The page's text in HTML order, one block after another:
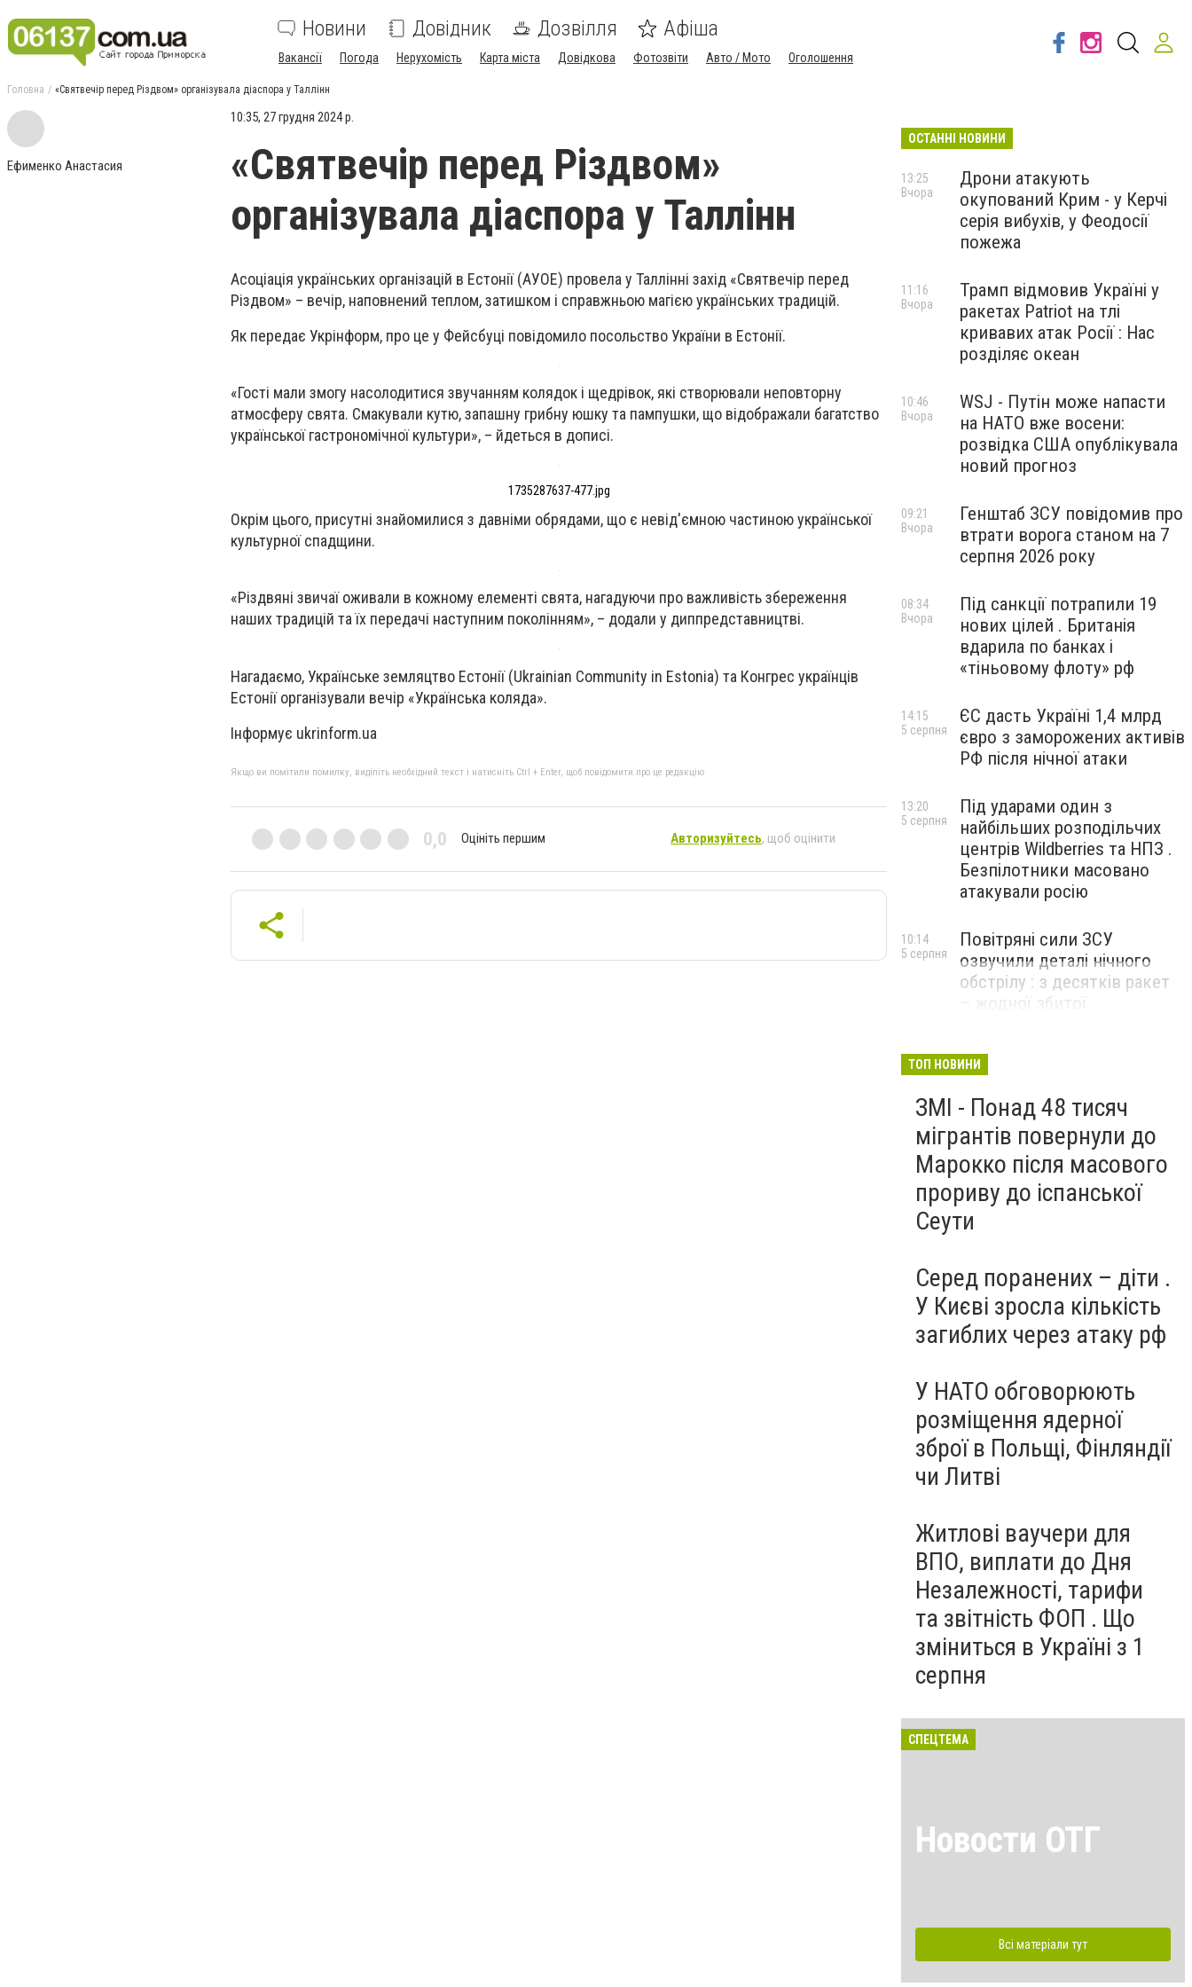
Новини Довідник Дозвілля Афіша
Вакансії Погода Нерухомість Карта міста Довідкова Фотозвіти Авто / Мото Оголошення
Головна «Святвечір перед Різдвом» організувала діаспора у Таллінн
Ефименко Анастасия
10:35, 27 грудня 2024 р.
«Святвечір перед Різдвом»
організувала діаспора у Таллінн
Асоціація українських організацій в Естонії (АУОЕ) провела у Таллінні захід «Святвечір перед
Різдвом» – вечір, наповнений теплом, затишком і справжньою магією українських традицій.
Як передає Укрінформ, про це у Фейсбуці повідомило посольство України в Естонії.
«Гості мали змогу насолодитися звучанням колядок і щедрівок, які створювали неповторну
атмосферу свята. Смакували кутю, запашну грибну юшку та пампушки, що відображали багатство
української гастрономічної культури», – йдеться в дописі.
1735287637-477.jpg
Окрім цього, присутні знайомилися з давніми обрядами, що є невід'ємною частиною української
культурної спадщини.
«Різдвяні звичаї оживали в кожному елементі свята, нагадуючи про важливість збереження
наших традицій та їх передачі наступним поколінням», – додали у диппредставництві.
Нагадаємо, Українське земляцтво Естонії (Ukrainian Community in Estonia) та Конгрес українців
Естонії організували вечір «Українська коляда».
Інформує ukrinform.ua
Якщо ви помітили помилку, виділіть необхідний текст і натисніть Ctrl + Enter, щоб повідомити про це редакцію
0,0 Оцініть першим Авторизуйтесь, щоб оцінити
ОСТАННІ НОВИНИ
Дрони атакують
окупований Крим - у Керчі
серія вибухів, у Феодосії
пожежа
13:25
Вчора
Трамп відмовив Україні у
ракетах Patriot на тлі
кривавих атак Росії : Нас
розділяє океан
11:16
Вчора
WSJ - Путін може напасти
на НАТО вже восени:
розвідка США опублікувала
новий прогноз
10:46
Вчора
Генштаб ЗСУ повідомив про
втрати ворога станом на 7
серпня 2026 року
09:21
Вчора
Під санкції потрапили 19
нових цілей . Британія
вдарила по банках і
«тіньовому флоту» рф
08:34
Вчора
ЄС дасть Україні 1,4 млрд
євро з заморожених активів
РФ після нічної атаки
14:15
5 серпня
Під ударами один з
найбільших розподільчих
центрів Wildberries та НПЗ .
Безпілотники масовано
атакували росію
13:20
5 серпня
Повітряні сили ЗСУ
озвучили деталі нічного
обстрілу : з десятків ракет
– жодної збитої
10:14
5 серпня
ТОП НОВИНИ
ЗМІ - Понад 48 тисяч
мігрантів повернули до
Марокко після масового
прориву до іспанської
Сеути
Серед поранених – діти .
У Києві зросла кількість
загиблих через атаку рф
У НАТО обговорюють
розміщення ядерної
зброї в Польщі, Фінляндії
чи Литві
Житлові ваучери для
ВПО, виплати до Дня
Незалежності, тарифи
та звітність ФОП . Що
зміниться в Україні з 1
серпня
СПЕЦТЕМА
Новости ОТГ
Всі матеріали тут